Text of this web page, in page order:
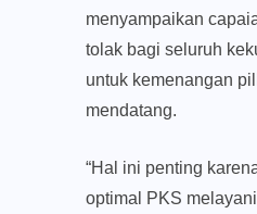
menyampaikan
tolak bagi seluruh
untuk kemenangan
mendatang.
“Hal ini penting
optimal PKS